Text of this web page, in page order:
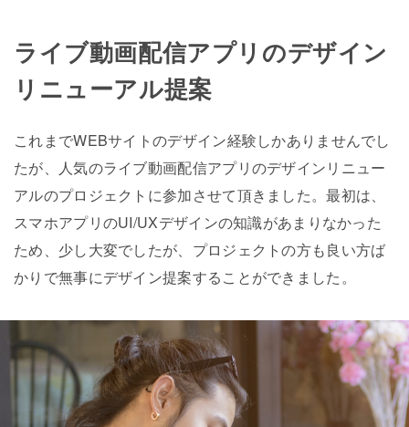
ライブ動画配信アプリのデザイン
リニューアル提案
これまでWEBサイトのデザイン経験しかありませんでし
たが、人気のライブ動画配信アプリのデザインリニュー
アルのプロジェクトに参加させて頂きました。最初は、
スマホアプリのUI/UXデザインの知識があまりなかった
ため、少し大変でしたが、プロジェクトの方も良い方ば
かりで無事にデザイン提案することができました。